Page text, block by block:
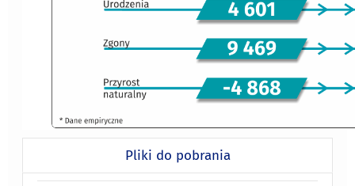
Pliki do pobrania